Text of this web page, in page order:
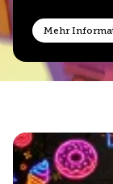
Mehr